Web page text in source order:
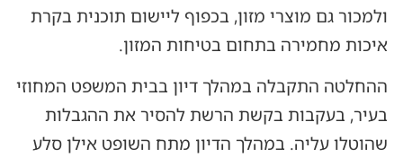
ולמכור גם מוצרי מזון, בכפוף ליישום תוכנית בקרת
איכות מחמירה בתחום בטיחות המזון.
ההחלטה התקבלה במהלך דיון בבית המשפט המחוזי
בעיר, בעקבות בקשת הרשת להסיר את ההגבלות
שהוטלו עליה. במהלך הדיון מתח השופט אילן סלע